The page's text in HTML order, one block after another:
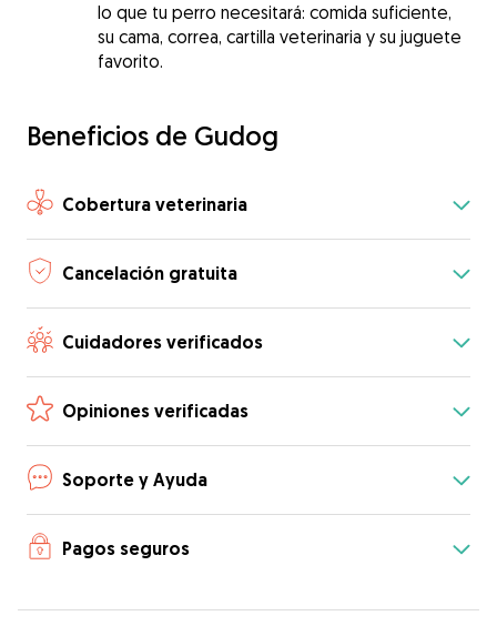
lo que tu perro necesitará: comida suficiente,
su cama, correa, cartilla veterinaria y su juguete
favorito.
Beneficios de Gudog
Cobertura veterinaria
Cancelación gratuita
Cuidadores verificados
Opiniones verificadas
Soporte y Ayuda
Pagos seguros